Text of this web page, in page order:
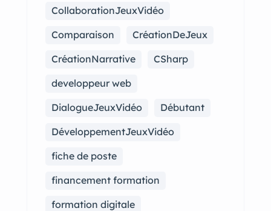
CollaborationJeuxVidéo
Comparaison
CréationDeJeux
CréationNarrative
CSharp
developpeur web
DialogueJeuxVidéo
Débutant
DéveloppementJeuxVidéo
fiche de poste
financement formation
formation digitale